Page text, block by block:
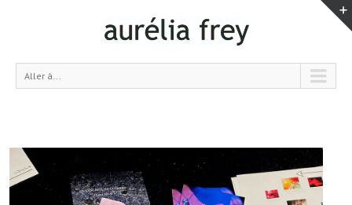
Aller à...